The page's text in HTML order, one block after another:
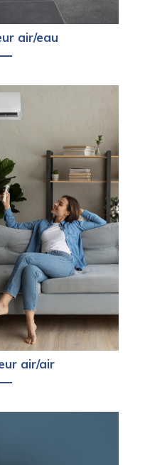
air/eau
air/air